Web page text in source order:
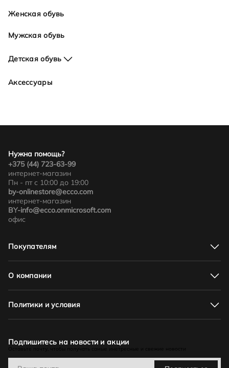
Женская обувь
Мужская обувь
Детская обувь
Для девочек
Для мальчиков
Аксессуары
Нужна помощь?
+375 (44) 723-63-99
интернет-магазин
Пн - пт с 10:00 до 19:00
by-onlinestore@ecco.com
интернет-магазин
BY-info@ecco.onmicrosoft.com
офис
Покупателям
Доставка и оплата
Соответствие размеров
Как отличить подделку
Как оформить заказ
Обмен и возврат. Гарантийный срок
О компании
Новости и события
Политики и условия
Бонусная программа
Политика в отношении обработки персональных данных
Подпишитесь на новости и акции